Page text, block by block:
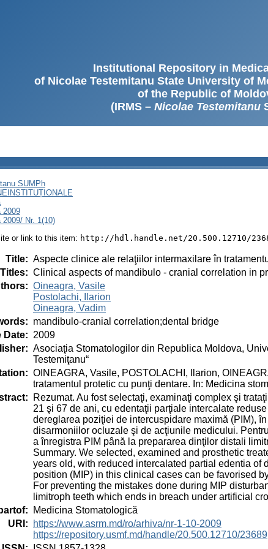
Institutional Repository in
of Nicolae Testemitanu State University of
of the Republic of
(IRMS – Nicolae Testemitanu
SUMPh
2009
Nr. 1(10)
or link to this item: http://hdl.handle.net/20.500.12710/
Title: Aspecte clinice ale relaţiilor intermaxilare în
: Clinical aspects of mandibulo - cranial correlation in
: Oineagra, Vasile
Postolachi, Ilarion
Oineagra, Vadim
: mandibulo‑cranial correlation;dental bridge
Date: 2009
: Asociaţia Stomatologilor din Republica Moldova,
Testemiţanu“
: OINEAGRA, Vasile, POSTOLACHI, Ilarion,
tratamentul protetic cu punţi dentare. In: Medicina
:
Rezumat. Au fost selectaţi, examinaţi complex şi
21 şi 67 de ani, cu edentaţii parţiale intercalate
dereglarea poziţiei de intercuspidare maximă (PIM),
disarmoniilor ocluzale şi de acţiunile medicului.
a înregistra PIM până la prepararea dinţilor distali
Summary. We selected, examined and prosthetic
years old, with reduced intercalated partial edentia of
position (MIP) in this clinical cases can be favorised
For preventing the mistakes done during MIP
limitroph teeth which ends in breach under artificial
:
Medicina Stomatologică
URI :
https://www.asrm.md/ro/arhiva/nr-1-10-2009
https://repository.usmf.md/handle/20.500.12710/23689